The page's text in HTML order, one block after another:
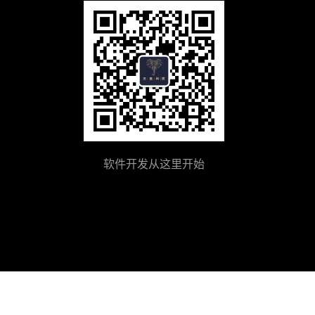
软件开发从这里开始